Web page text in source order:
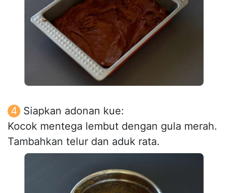
Siapkan adonan kue:
Kocok mentega lembut dengan gula merah.
Tambahkan telur dan aduk rata.